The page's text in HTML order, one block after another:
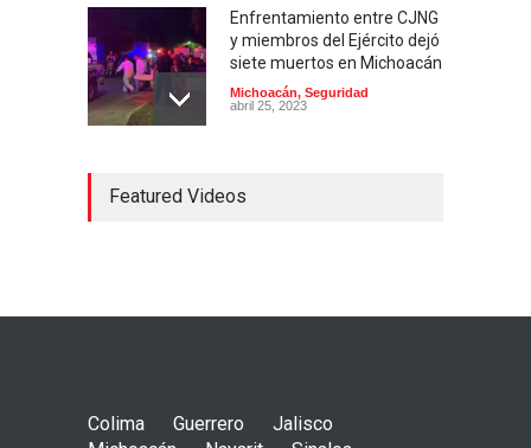
Enfrentamiento entre CJNG
y miembros del Ejército dejó
siete muertos en Michoacán
Michoacán, Seguridad
abril 25, 2023
contra mujeres
Nayarit , Seguridad
Featured Videos
Colima Guerrero
Jalisco